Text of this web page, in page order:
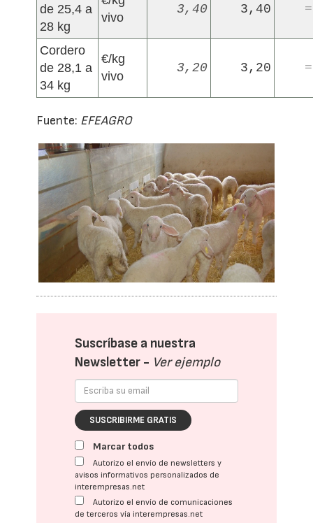
de 25,4 a
28 kg
vivo
3,40 3,40 =
Cordero
de 28,1 a
34 kg
€/kg
vivo
3,20 3,20 =
Fuente: EFEAGRO
Suscríbase a nuestra
Newsletter - Ver ejemplo
SUSCRIBIRME GRATIS
Marcar todos
Autorizo el envío de newsletters y
avisos informativos personalizados de
interempresas.net
Autorizo el envío de comunicaciones
de terceros vía interempresas.net